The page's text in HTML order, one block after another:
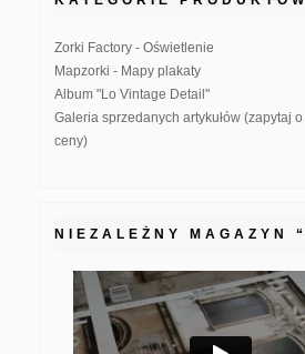
Zorki Factory - Oświetlenie
Mapzorki - Mapy plakaty
Album "Lo Vintage Detail"
Galeria sprzedanych artykułów (zapytaj
ceny)
NIEZALEŻNY MAGAZYN